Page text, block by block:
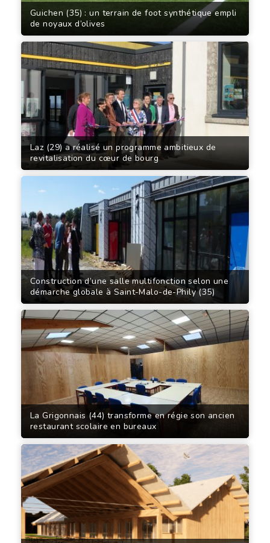
Guichen (35) : un terrain de foot synthétique empli
de noyaux d’olives
Laz (29) a réalisé un programme ambitieux de
revitalisation du cœur de bourg
Construction d’une salle multifonction selon une
démarche globale à Saint-Malo-de-Phily (35)
La Grigonnais (44) transforme en régie son ancien
restaurant scolaire en bureaux